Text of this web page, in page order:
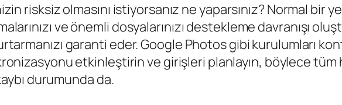
risksiz olmasını istiyorsanız ne yaparsınız? Normal bir
ve önemli dosyalarınızı destekleme davranışı
garanti eder. Google Photos gibi kurulumları
etkinleştirin ve girişleri planlayın, böylece tüm
durumunda da.